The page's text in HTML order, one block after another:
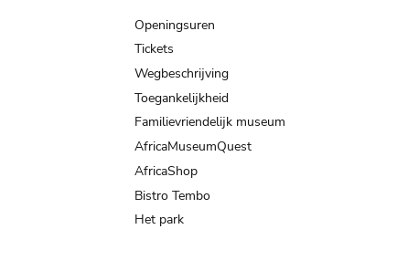
navigation
Openingsuren
Tickets
Wegbeschrijving
Toegankelijkheid
Familievriendelijk museum
AfricaMuseumQuest
AfricaShop
Bistro Tembo
Het park